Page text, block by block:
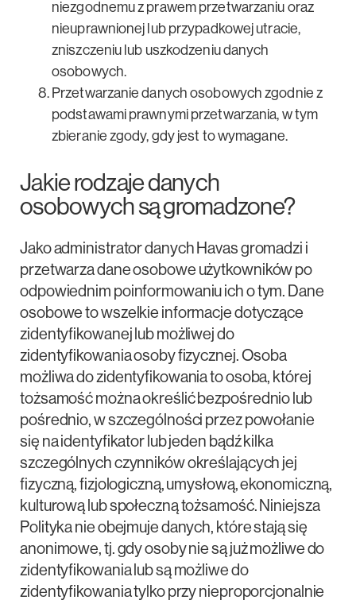
niezgodnemu z prawem przetwarzaniu oraz
nieuprawnionej lub przypadkowej utracie,
zniszczeniu lub uszkodzeniu danych
osobowych.
Przetwarzanie danych osobowych zgodnie z
podstawami prawnymi przetwarzania, w tym
zbieranie zgody, gdy jest to wymagane.
Jakie rodzaje danych
osobowych są gromadzone?
Jako administrator danych Havas gromadzi i
przetwarza dane osobowe użytkowników po
odpowiednim poinformowaniu ich o tym. Dane
osobowe to wszelkie informacje dotyczące
zidentyfikowanej lub możliwej do
zidentyfikowania osoby fizycznej. Osoba
możliwa do zidentyfikowania to osoba, której
tożsamość można określić bezpośrednio lub
pośrednio, w szczególności przez powołanie
się na identyfikator lub jeden bądź kilka
szczególnych czynników określających jej
fizyczną, fizjologiczną, umysłową, ekonomiczną,
kulturową lub społeczną tożsamość. Niniejsza
Polityka nie obejmuje danych, które stają się
anonimowe, tj. gdy osoby nie są już możliwe do
zidentyfikowania lub są możliwe do
zidentyfikowania tylko przy nieproporcjonalnie